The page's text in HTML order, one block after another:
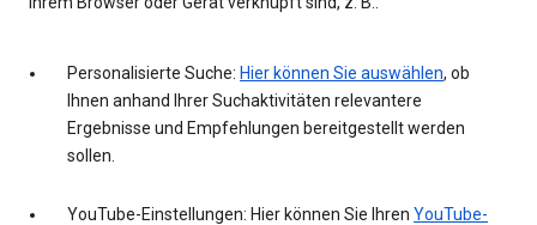
Personalisierte Suche: Hier können Sie auswählen, ob
Ihnen anhand Ihrer Suchaktivitäten relevantere
Ergebnisse und Empfehlungen bereitgestellt werden
sollen.
YouTube-Einstellungen: Hier können Sie Ihren YouTube-